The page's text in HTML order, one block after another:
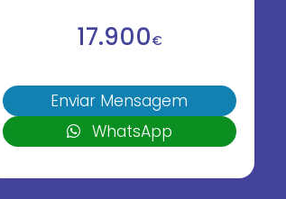
17.900€
Enviar Mensagem
WhatsApp